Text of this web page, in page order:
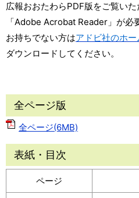
広報おおたわらPDF版をご覧いた
「Adobe Acrobat Reader」が必
お持ちでない方はアドビ社のホ
ダウンロードしてください。
全ページ版
全ページ(6MB)
表紙・目次
ページ